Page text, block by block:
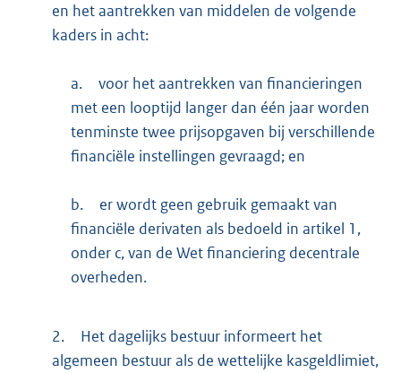
en het aantrekken van middelen de volgende
kaders in acht:
a.
voor het aantrekken van financieringen
met een looptijd langer dan één jaar worden
tenminste twee prijsopgaven bij verschillende
financiële instellingen gevraagd; en
b.
er wordt geen gebruik gemaakt van
financiële derivaten als bedoeld in artikel 1,
onder c, van de Wet financiering decentrale
overheden.
2.
Het dagelijks bestuur informeert het
algemeen bestuur als de wettelijke kasgeldlimiet,